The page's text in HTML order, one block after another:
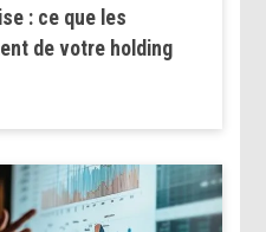
: ce que les
de votre holding